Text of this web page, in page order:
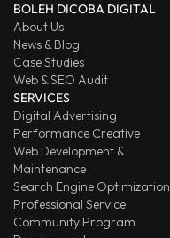
BOLEH DICOBA DIGITAL
About Us
News & Blog
Case Studies
Web & SEO Audit
SERVICES
Digital Advertising
Performance Creative
Web Development &
Maintenance
Search Engine Optimization
Professional Service
Community Program